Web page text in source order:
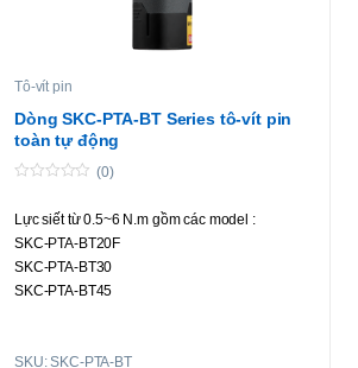
Tô-vít pin
Dòng SKC-PTA-BT Series tô-vít pin
toàn tự động
u
t
o
f
(0)
Lực siết từ 0.5~6 N.m gồm các model :
SKC-PTA-BT20F
SKC-PTA-BT30
SKC-PTA-BT45
SKU: SKC-PTA-BT